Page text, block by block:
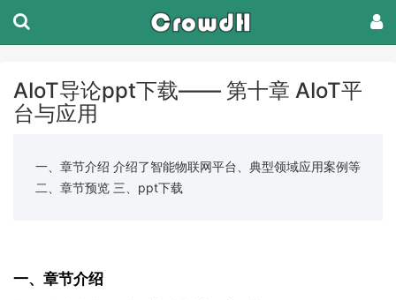
AIoT导论ppt下载—— 第十章 AIoT平
台与应用
一、章节介绍 介绍了智能物联网平台、典型领域应用案例等
二、章节预览 三、ppt下载
一、章节介绍